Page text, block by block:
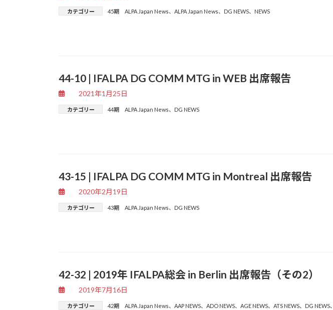
カテゴリー 45期 ALPA Japan News、 ALPA Japan News、 DG NEWS、 NEWS
44-10 | IFALPA DG COMM MTG in WEB 出席報告
2021年1月25日
カテゴリー 44期 ALPA Japan News、 DG NEWS
43-15 | IFALPA DG COMM MTG in Montreal 出席報告
2020年2月19日
カテゴリー 43期 ALPA Japan News、 DG NEWS
42-32 | 2019年 IFALPA総会 in Berlin 出席報告（その2）
2019年7月16日
カテゴリー 42期 ALPA Japan News、 AAP NEWS、 ADO NEWS、 AGE NEWS、 ATS NEWS、 DG NEWS、